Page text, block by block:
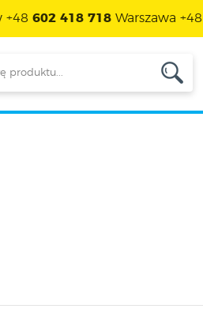
+48 602 418 718Warszawa +48